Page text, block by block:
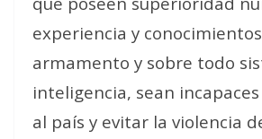
experiencia y
armamento y sobre todo
inteligencia, sean
al país y evitar la violencia